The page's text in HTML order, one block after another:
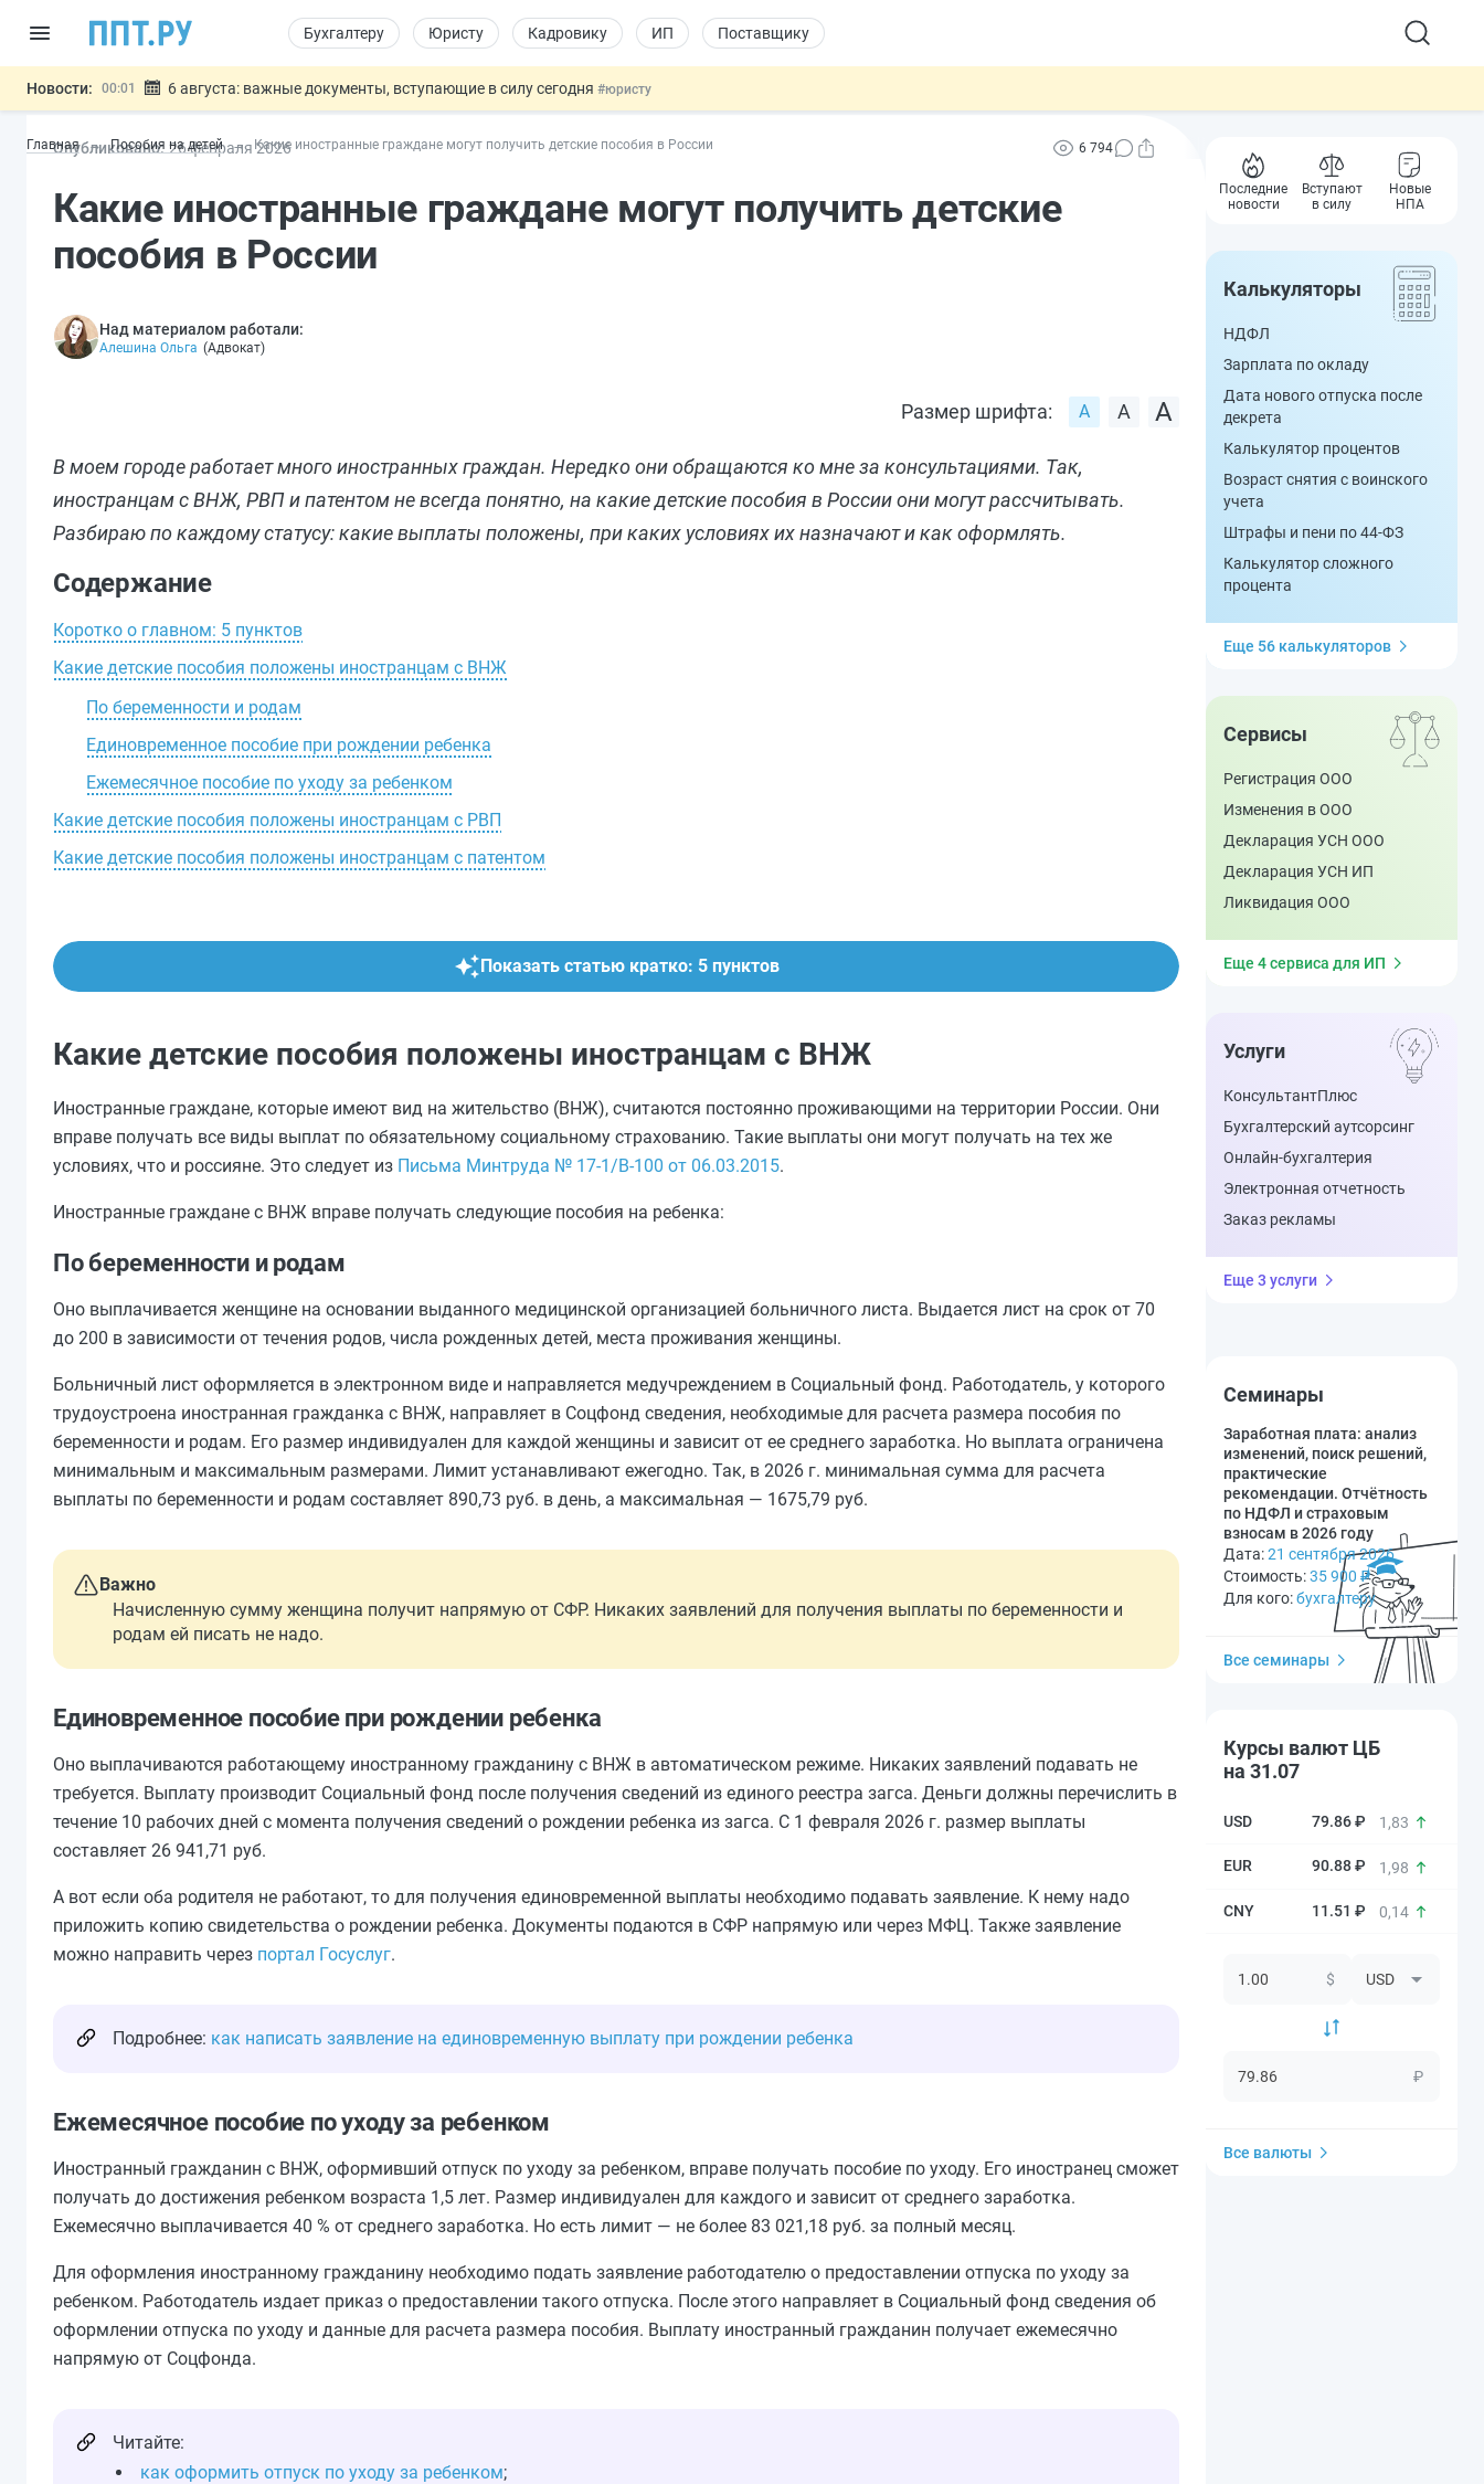
Бухгалтеру Юристу Кадровику ИП Поставщику
Новости: 00:01 6 августа: важные документы, вступающие в силу сегодня #юристу
05.08 Мигрантам с судимостью запретят получать ВНЖ и гражданство: закон подписан
05.08
Важно Подписан закон об упрощении госзакупок по 44-ФЗ#заказчику
Главная Пособия на детей Какие иностранные граждане могут получить детские пособия в России
Опубликовано: 26 февраля2026 6 794
Какие иностранные граждане могут получить детские
пособия в России
Над материалом работали:
Алешина Ольга (Адвокат)
Размер шрифта:
В моем городе работает много иностранных граждан. Нередко они обращаются ко мне за консультациями. Так,
иностранцам с ВНЖ, РВП и патентом не всегда понятно, на какие детские пособия в России они могут рассчитывать.
Разбираю по каждому статусу: какие выплаты положены, при каких условиях их назначают и как оформлять.
Содержание
Коротко о главном: 5 пунктов
Какие детские пособия положены иностранцам с ВНЖ
По беременности и родам
Единовременное пособие при рождении ребенка
Ежемесячное пособие по уходу за ребенком
Какие детские пособия положены иностранцам с РВП
Какие детские пособия положены иностранцам с патентом
Показать статью кратко: 5 пунктов
Какие детские пособия положены иностранцам с ВНЖ
Иностранные граждане, которые имеют вид на жительство (ВНЖ), считаются постоянно проживающими на территории России. Они
вправе получать все виды выплат по обязательному социальному страхованию. Такие выплаты они могут получать на тех же
условиях, что и россияне. Это следует из Письма Минтруда № 17-1/В-100 от 06.03.2015.
Иностранные граждане с ВНЖ вправе получать следующие пособия на ребенка:
По беременности и родам
Оно выплачивается женщине на основании выданного медицинской организацией больничного листа. Выдается лист на срок от 70
до 200 в зависимости от течения родов, числа рожденных детей, места проживания женщины.
Больничный лист оформляется в электронном виде и направляется медучреждением в Социальный фонд. Работодатель, у которого
трудоустроена иностранная гражданка с ВНЖ, направляет в Соцфонд сведения, необходимые для расчета размера пособия по
беременности и родам. Его размер индивидуален для каждой женщины и зависит от ее среднего заработка. Но выплата ограничена
минимальным и максимальным размерами. Лимит устанавливают ежегодно. Так, в 2026 г. минимальная сумма для расчета
выплаты по беременности и родам составляет 890,73 руб. в день, а максимальная — 1675,79 руб.
Важно
Начисленную сумму женщина получит напрямую от СФР. Никаких заявлений для получения выплаты по беременности и
родам ей писать не надо.
Единовременное пособие при рождении ребенка
Оно выплачиваются работающему иностранному гражданину с ВНЖ в автоматическом режиме. Никаких заявлений подавать не
требуется. Выплату производит Социальный фонд после получения сведений из единого реестра загса. Деньги должны перечислить в
течение 10 рабочих дней с момента получения сведений о рождении ребенка из загса. С 1 февраля 2026 г. размер выплаты
составляет 26 941,71 руб.
А вот если оба родителя не работают, то для получения единовременной выплаты необходимо подавать заявление. К нему надо
приложить копию свидетельства о рождении ребенка. Документы подаются в СФР напрямую или через МФЦ. Также заявление
можно направить через портал Госуслуг.
Подробнее: как написать заявление на единовременную выплату при рождении ребенка
Ежемесячное пособие по уходу за ребенком
Иностранный гражданин с ВНЖ, оформивший отпуск по уходу за ребенком, вправе получать пособие по уходу. Его иностранец сможет
получать до достижения ребенком возраста 1,5 лет. Размер индивидуален для каждого и зависит от среднего заработка.
Ежемесячно выплачивается 40 % от среднего заработка. Но есть лимит — не более 83 021,18 руб. за полный месяц.
Для оформления иностранному гражданину необходимо подать заявление работодателю о предоставлении отпуска по уходу за
ребенком. Работодатель издает приказ о предоставлении такого отпуска. После этого направляет в Социальный фонд сведения об
оформлении отпуска по уходу и данные для расчета размера пособия. Выплату иностранный гражданин получает ежемесячно
напрямую от Соцфонда.
Читайте:
как оформить отпуск по уходу за ребенком;
Последние
новости
Вступают
в силу
Новые
НПА
Калькуляторы
НДФЛ
Зарплата по окладу
Дата нового отпуска после
декрета
Калькулятор процентов
Возраст снятия с воинского
учета
Штрафы и пени по 44-ФЗ
Калькулятор сложного
процента
Еще 56 калькуляторов
Сервисы
Регистрация ООО
Изменения в ООО
Декларация УСН ООО
Декларация УСН ИП
Ликвидация ООО
Еще 4 сервиса для ИП
Услуги
КонсультантПлюс
Бухгалтерский аутсорсинг
Онлайн-бухгалтерия
Электронная отчетность
Заказ рекламы
Еще 3 услуги
Семинары
Заработная плата: анализ
изменений, поиск решений,
практические
рекомендации. Отчётность
по НДФЛ и страховым
взносам в 2026 году
Дата:21 сентября 2026
Стоимость:35 900 ₽
Для кого:бухгалтеру
Все семинары
Курсы валют ЦБ
на 31.07
79.86 ₽ 1,83
90.88 ₽ 1,98
11.51 ₽ 0,14
$
₽
Все валюты